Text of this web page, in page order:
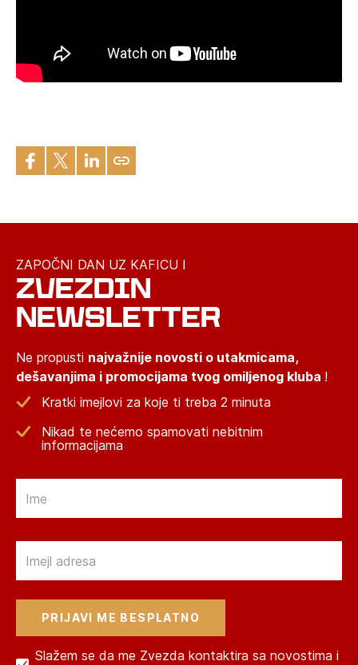
ZAPOČNI DAN UZ KAFICU I
ZVEZDIN
NEWSLETTER
Ne propusti najvažnije novosti o utakmicama,
dešavanjima i promocijama tvog omiljenog kluba !
Kratki imejlovi za koje ti treba 2 minuta
Nikad te nećemo spamovati nebitnim
informacijama
Slažem se da me Zvezda kontaktira sa novostima i